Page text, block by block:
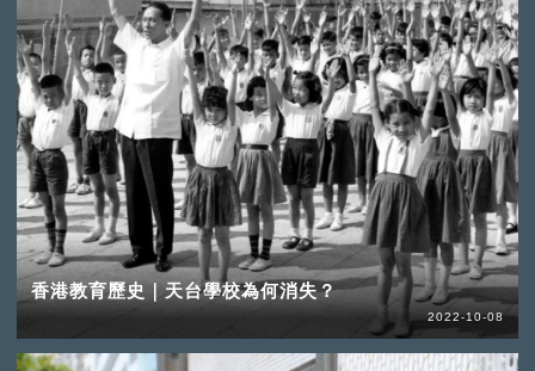
香港教育歷史｜天台學校為何消失？
2022-10-08